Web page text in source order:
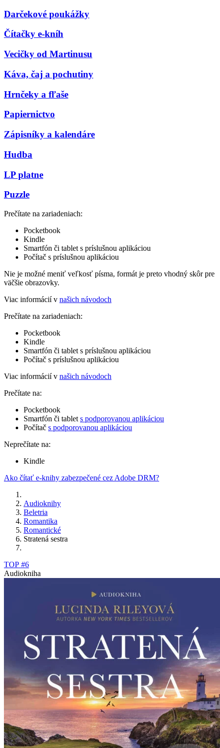
Darčekové poukážky
Čítačky e-kníh
Vecičky od Martinusu
Káva, čaj a pochutiny
Hrnčeky a fľaše
Papiernictvo
Zápisníky a kalendáre
Hudba
LP platne
Puzzle
Prečítate na zariadeniach:
Pocketbook
Kindle
Smartfón či tablet s príslušnou aplikáciou
Počítač s príslušnou aplikáciou
Nie je možné meniť veľkosť písma, formát je preto vhodný skôr pre
väčšie obrazovky.
Viac informácií v našich návodoch
Prečítate na zariadeniach:
Pocketbook
Kindle
Smartfón či tablet s príslušnou aplikáciou
Počítač s príslušnou aplikáciou
Viac informácií v našich návodoch
Prečítate na:
Pocketbook
Smartfón či tablet s podporovanou aplikáciou
Počítač s podporovanou aplikáciou
Neprečítate na:
Kindle
Ako čítať e-knihy zabezpečené cez Adobe DRM?
Audioknihy
Beletria
Romantika
Romantické
Stratená sestra
TOP #6
Audiokniha